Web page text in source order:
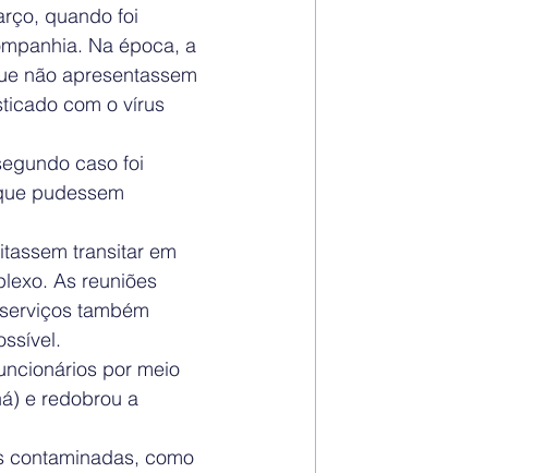
quando foi
Na época, a
não apresentassem
com o vírus
caso foi
pudessem
transitar em
As reuniões
também
por meio
e redobrou a
contaminadas, como